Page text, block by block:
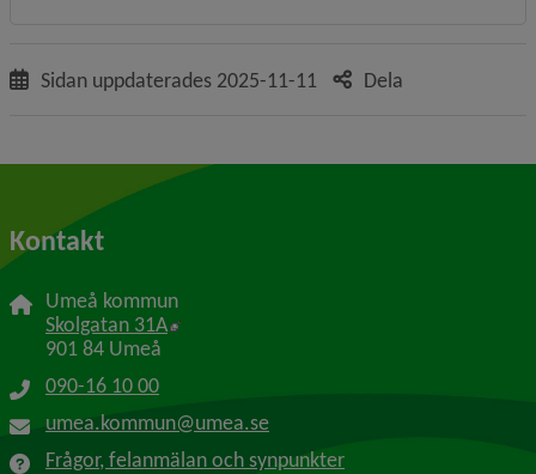
Sidan uppdaterades 2025-11-11 Dela
Kontakt
Umeå kommun
Skolgatan 31A Länk till annan webbplats, öppnas i nytt
901 84 Umeå
090-16 10 00
umea.kommun@umea.se
Frågor, felanmälan och synpunkter